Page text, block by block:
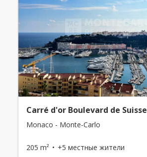
Carré d'or Boulevard de Suisse
Monaco - Monte-Carlo
205 m² +5 местные жители